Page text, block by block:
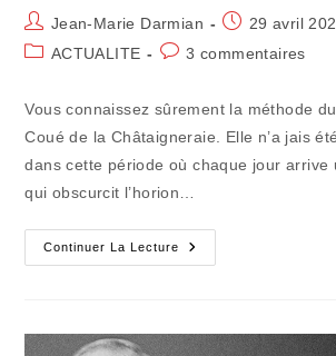
Auteur/autrice
de
Jean-Marie Darmian
Publication
publiée :
29 avril
PostACTUALITE
Commentaires
3 commentaires
Vous connaissez sûrement la méthode
Coué de la Châtaigneraie. Elle n’a jais
dans cette période où chaque jour arrive
qui obscurcit l’horion…
Continuer La Lecture
« Tous
Les
Point